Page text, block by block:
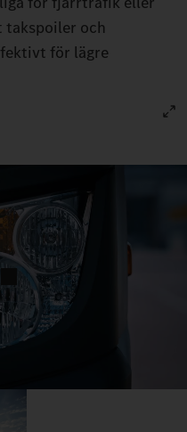
och
för lägre